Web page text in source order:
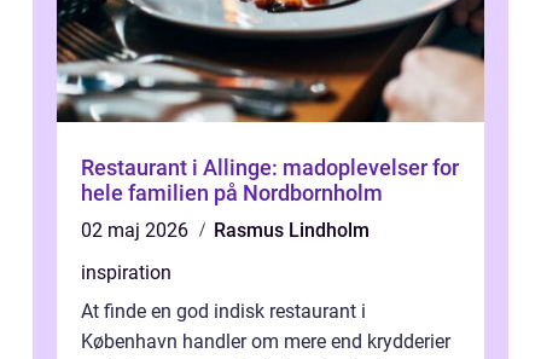
Restaurant i Allinge: madoplevelser for
hele familien på Nordbornholm
02 maj 2026
Rasmus Lindholm
inspiration
At finde en god indisk restaurant i
København handler om mere end krydderier